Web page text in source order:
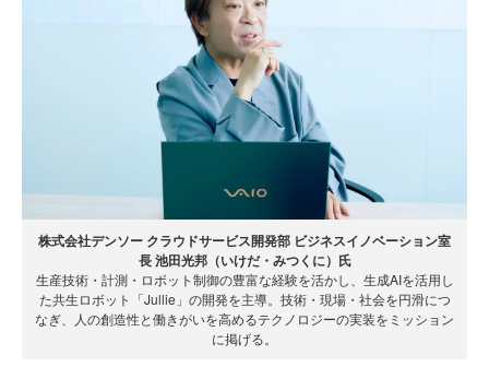
株式会社デンソー クラウドサービス開発部 ビジネスイノベーション室
長 池田光邦（いけだ・みつくに）氏
生産技術・計測・ロボット制御の豊富な経験を活かし、生成AIを活用し
た共生ロボット「Jullie」の開発を主導。技術・現場・社会を円滑につ
なぎ、人の創造性と働きがいを高めるテクノロジーの実装をミッション
に掲げる。